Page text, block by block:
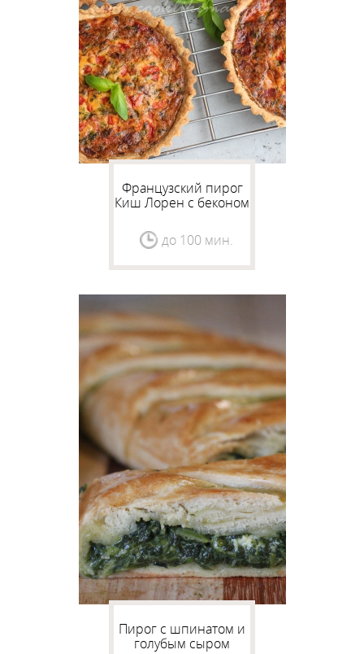
Французский пирог
Киш Лорен с беконом
до 100 мин.
Пирог с шпинатом и
голубым сыром